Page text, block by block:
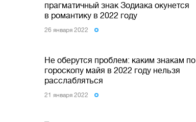
прагматичный знак Зодиака окунется
в романтику в 2022 году
26 января 2022
Не оберутся проблем: каким знакам по
гороскопу майя в 2022 году нельзя
расслабляться
21 января 2022